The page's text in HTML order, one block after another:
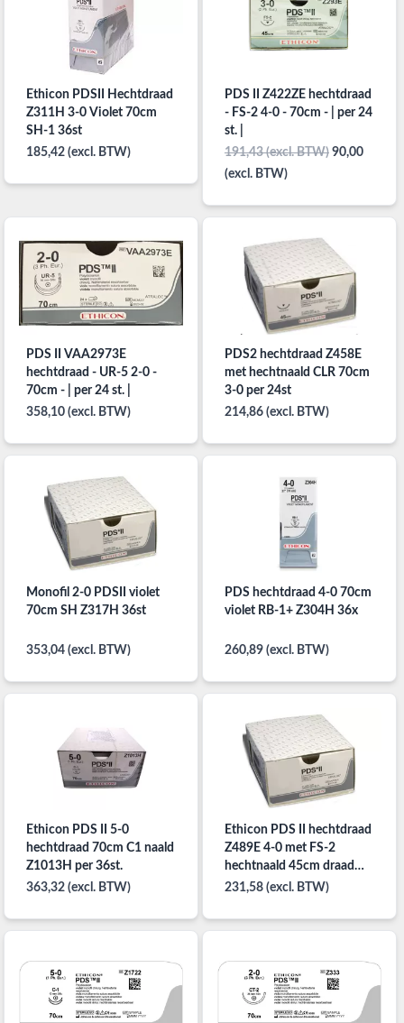
Ethicon PDSII Hechtdraad
Z311H 3-0 Violet 70cm
SH-1 36st
185,42 (excl. BTW)
PDS II Z422ZE hechtdraad
- FS-2 4-0 - 70cm - | per 24
st. |
191,43 (excl. BTW)90,00
(excl. BTW)
PDS II VAA2973E
hechtdraad - UR-5 2-0 -
70cm - | per 24 st. |
358,10 (excl. BTW)
PDS2 hechtdraad Z458E
met hechtnaald CLR 70cm
3-0 per 24st
214,86 (excl. BTW)
Monofil 2-0 PDSII violet
70cm SH Z317H 36st
353,04 (excl. BTW)
PDS hechtdraad 4-0 70cm
violet RB-1+ Z304H 36x
260,89 (excl. BTW)
Ethicon PDS II 5-0
hechtdraad 70cm C1 naald
Z1013H per 36st.
363,32 (excl. BTW)
Ethicon PDS II hechtdraad
Z489E 4-0 met FS-2
hechtnaald 45cm draad
per 36st.
231,58 (excl. BTW)